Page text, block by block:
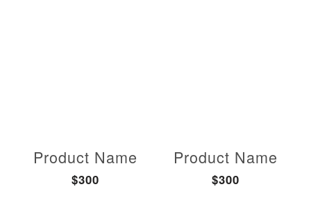
Product Name
$300
Product Name
$300